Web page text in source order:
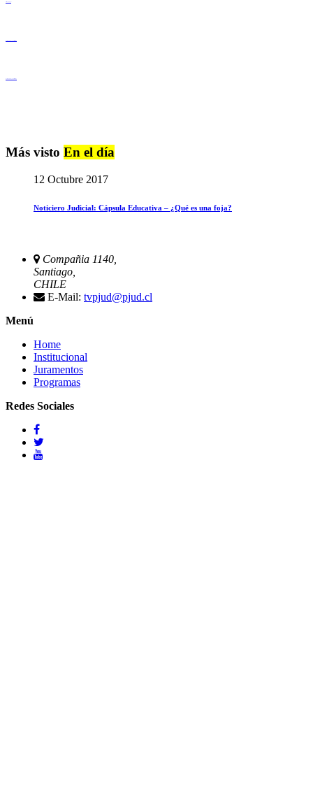
Más visto En el día
12 Octubre 2017
Noticiero Judicial: Cápsula Educativa – ¿Qué es una foja?
Compañia 1140,
Santiago,
CHILE
E-Mail: tvpjud@pjud.cl
Menú
Home
Institucional
Juramentos
Programas
Redes Sociales